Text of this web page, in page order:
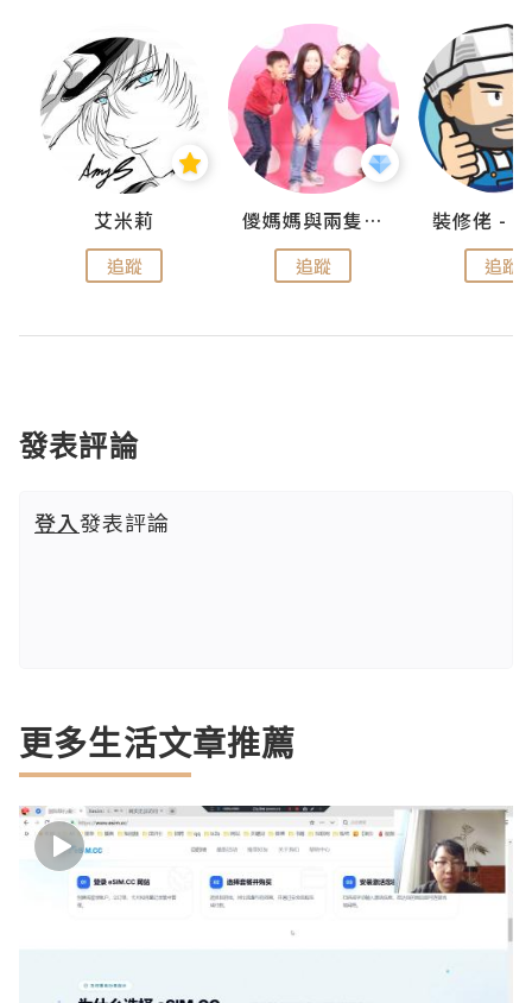
艾米莉
追蹤
儍媽媽與兩隻小魔怪之家
追蹤 追蹤
發表評論
登入發表評論
更多生活文章推薦